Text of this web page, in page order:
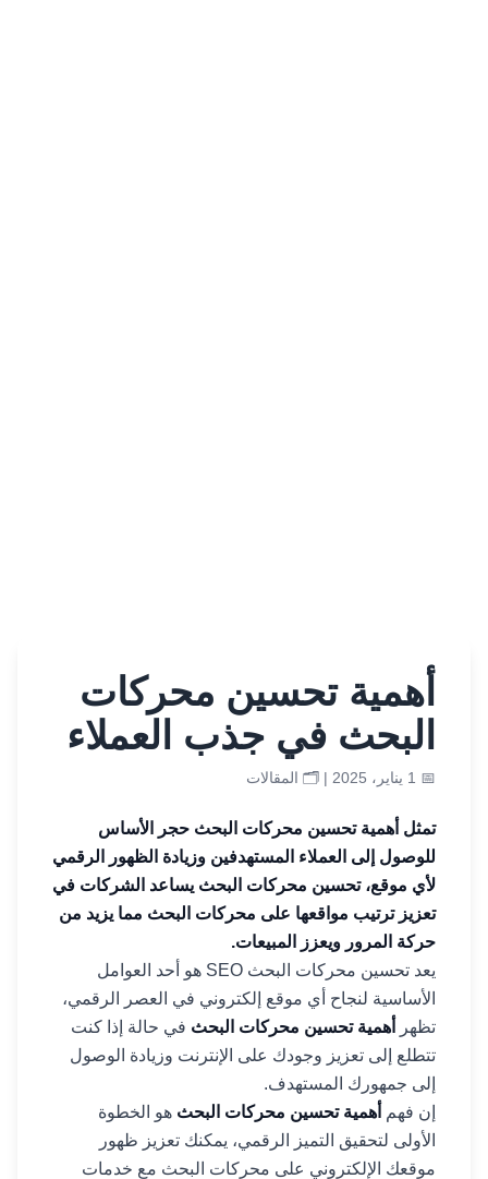
أهمية تحسين محركات
البحث في جذب العملاء
📅 1 يناير، 2025 | 🗂️ المقالات
تمثل أهمية تحسين محركات البحث حجر الأساس
للوصول إلى العملاء المستهدفين وزيادة الظهور الرقمي
لأي موقع، تحسين محركات البحث يساعد الشركات في
تعزيز ترتيب مواقعها على محركات البحث مما يزيد من
حركة المرور ويعزز المبيعات.
يعد تحسين محركات البحث SEO هو أحد العوامل
الأساسية لنجاح أي موقع إلكتروني في العصر الرقمي،
تظهر
أهمية تحسين محركات البحث في حالة إذا كنت
تتطلع إلى تعزيز وجودك على الإنترنت وزيادة الوصول
إلى جمهورك المستهدف.
إن فهم أهمية تحسين محركات البحث هو الخطوة
الأولى لتحقيق التميز الرقمي، يمكنك تعزيز ظهور
موقعك الإلكتروني على محركات البحث مع خدمات